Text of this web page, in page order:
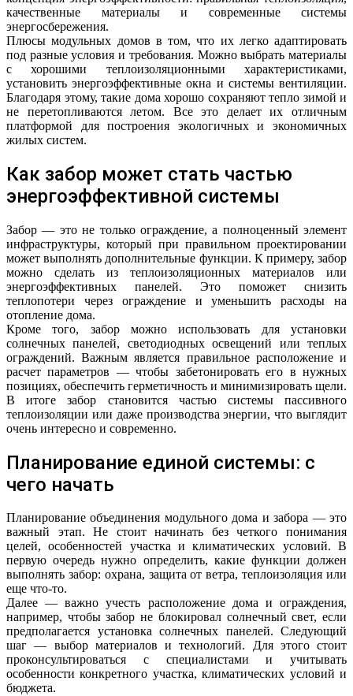
качественные материалы и современные системы
энергосбережения.
Плюсы модульных домов в том, что их легко адаптировать
под разные условия и требования. Можно выбрать материалы
с хорошими теплоизоляционными характеристиками,
установить энергоэффективные окна и системы вентиляции.
Благодаря этому, такие дома хорошо сохраняют тепло зимой и
не перетопливаются летом. Все это делает их отличным
платформой для построения экологичных и экономичных
жилых систем.
Как забор может стать частью
энергоэффективной системы
Забор — это не только ограждение, а полноценный элемент
инфраструктуры, который при правильном проектировании
может выполнять дополнительные функции. К примеру, забор
можно сделать из теплоизоляционных материалов или
энергоэффективных панелей. Это поможет снизить
теплопотери через ограждение и уменьшить расходы на
отопление дома.
Кроме того, забор можно использовать для установки
солнечных панелей, светодиодных освещений или теплых
ограждений. Важным является правильное расположение и
расчет параметров — чтобы забетонировать его в нужных
позициях, обеспечить герметичность и минимизировать щели.
В итоге забор становится частью системы пассивного
теплоизоляции или даже производства энергии, что выглядит
очень интересно и современно.
Планирование единой системы: с
чего начать
Планирование объединения модульного дома и забора — это
важный этап. Не стоит начинать без четкого понимания
целей, особенностей участка и климатических условий. В
первую очередь нужно определить, какие функции должен
выполнять забор: охрана, защита от ветра, теплоизоляция или
еще что-то.
Далее — важно учесть расположение дома и ограждения,
например, чтобы забор не блокировал солнечный свет, если
предполагается установка солнечных панелей. Следующий
шаг — выбор материалов и технологий. Для этого стоит
проконсультироваться с специалистами и учитывать
особенности конкретного участка, климатических условий и
бюджета.